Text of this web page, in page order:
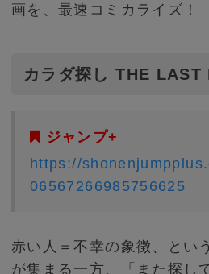
画を、最速コミカライズ！
カラダ探し THE LAST
ジャンプ+
https://
06567266985756625
赤い人＝不幸の象徴、とい
が集まる一方、「また探し